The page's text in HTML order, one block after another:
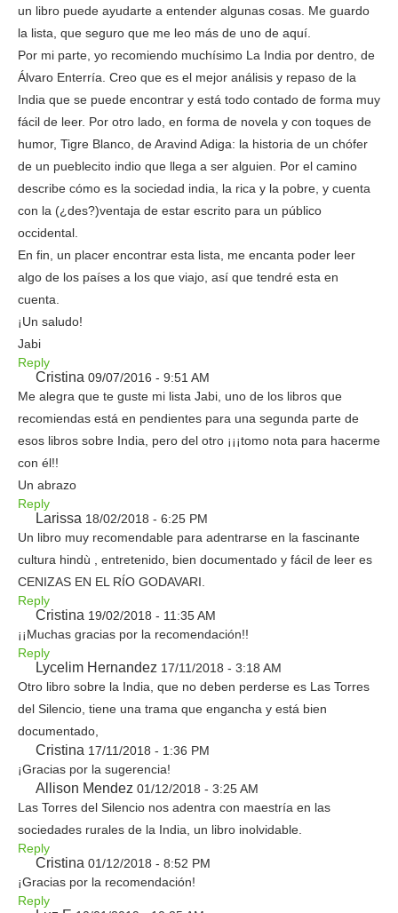
un libro puede ayudarte a entender algunas cosas. Me guardo
la lista, que seguro que me leo más de uno de aquí.
Por mi parte, yo recomiendo muchísimo La India por dentro, de
Álvaro Enterría. Creo que es el mejor análisis y repaso de la
India que se puede encontrar y está todo contado de forma muy
fácil de leer. Por otro lado, en forma de novela y con toques de
humor, Tigre Blanco, de Aravind Adiga: la historia de un chófer
de un pueblecito indio que llega a ser alguien. Por el camino
describe cómo es la sociedad india, la rica y la pobre, y cuenta
con la (¿des?)ventaja de estar escrito para un público
occidental.
En fin, un placer encontrar esta lista, me encanta poder leer
algo de los países a los que viajo, así que tendré esta en
cuenta.
¡Un saludo!
Jabi
Reply
Cristina 09/07/2016 - 9:51 AM
Me alegra que te guste mi lista Jabi, uno de los libros que
recomiendas está en pendientes para una segunda parte de
esos libros sobre India, pero del otro ¡¡¡tomo nota para hacerme
con él!!
Un abrazo
Reply
Larissa 18/02/2018 - 6:25 PM
Un libro muy recomendable para adentrarse en la fascinante
cultura hindù , entretenido, bien documentado y fácil de leer es
CENIZAS EN EL RÍO GODAVARI.
Reply
Cristina 19/02/2018 - 11:35 AM
¡¡Muchas gracias por la recomendación!!
Reply
Lycelim Hernandez 17/11/2018 - 3:18 AM
Otro libro sobre la India, que no deben perderse es Las Torres
del Silencio, tiene una trama que engancha y está bien
documentado,
Cristina 17/11/2018 - 1:36 PM
¡Gracias por la sugerencia!
Allison Mendez 01/12/2018 - 3:25 AM
Las Torres del Silencio nos adentra con maestría en las
sociedades rurales de la India, un libro inolvidable.
Reply
Cristina 01/12/2018 - 8:52 PM
¡Gracias por la recomendación!
Reply